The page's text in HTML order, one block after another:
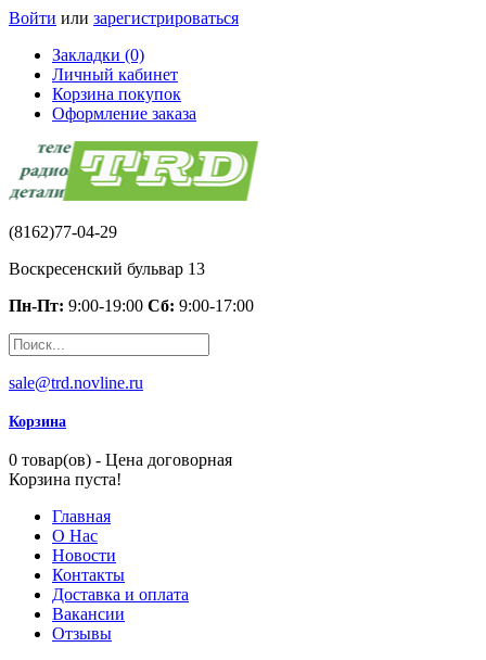
Войти или зарегистрироваться
Закладки (0)
Личный кабинет
Корзина покупок
Оформление заказа
(8162)77-04-29
Воскресенский бульвар 13
Пн-Пт: 9:00-19:00 Сб: 9:00-17:00
sale@trd.novline.ru
Корзина
0 товар(ов) - Цена договорная
Корзина пуста!
Главная
О Нас
Новости
Контакты
Доставка и оплата
Вакансии
Отзывы